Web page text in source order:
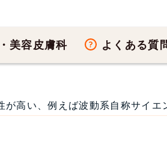
美容皮膚科 よくある質
が高い、例えば波動系自称サイ